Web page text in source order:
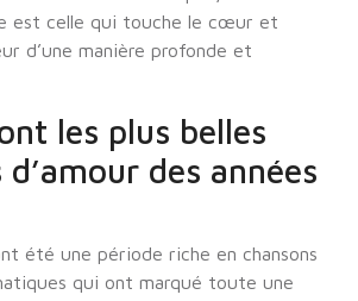
est celle qui touche le cœur et
d’une manière profonde et
les plus belles
d’amour des années
été une période riche en chansons
qui ont marqué toute une